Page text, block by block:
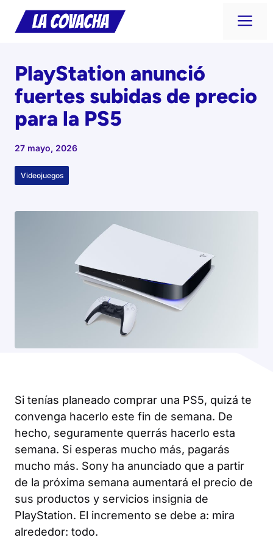
Saltar
PlayStation anunció
fuertes subidas de precio
para la PS5
27 mayo, 2026
Videojuegos
Si tenías planeado comprar una PS5, quizá te
convenga hacerlo este fin de semana. De
hecho, seguramente querrás hacerlo esta
semana. Si esperas mucho más, pagarás
mucho más. Sony ha anunciado que a partir
de la próxima semana aumentará el precio de
sus productos y servicios insignia de
PlayStation. El incremento se debe a: mira
alrededor: todo.